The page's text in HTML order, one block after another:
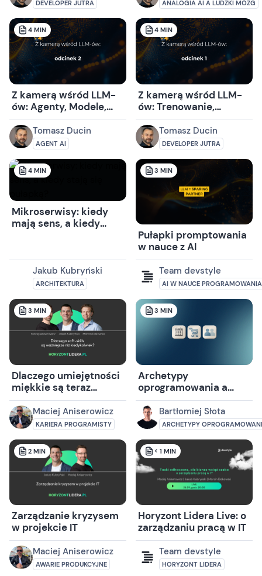
odpowiedzi
DEVELOPER JUTRA ANALOGIA AI A LUDZKI MÓZG
4 MIN
Z kamerą wśród LLM-
ów: Agenty, Modele,
Okno Kontekstowe,
Knowledge Cutoff, RAG
i Zarządzanie
Kontekstem
Tomasz Ducin
AGENT AI
4 MIN
Z kamerą wśród LLM-
ów: Trenowanie,
Modele i Wnioskowanie
Tomasz Ducin
DEVELOPER JUTRA
4 MIN
Mikroserwisy: kiedy
mają sens, a kiedy
Jakub Kubryński
ARCHITEKTURA
3 MIN
Pułapki promptowania
w nauce z AI
Team devstyle
AI W NAUCE PROGRAMOWANIA
3 MIN
Dlaczego umiejętności
miękkie są teraz
ważniejsze niż
kiedykolwiek?
Maciej Aniserowicz
KARIERA PROGRAMISTY
3 MIN
Archetypy
oprogramowania a
wzorce projektowe
GoF, jak różnią się od
siebie i jak wspierają
Bartłomiej Słota
ARCHETYPY
2 MIN
Zarządzanie kryzysem
w projekcie IT
Maciej Aniserowicz
AWARIE PRODUKCYJNE
< 1 MIN
Horyzont Lidera Live: o
zarządzaniu pracą w IT
Team devstyle
HORYZONT LIDERA